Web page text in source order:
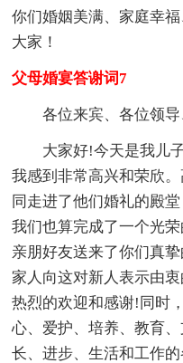
你们婚姻美满、家庭幸
大家！
父母婚宴答谢词7
各位来宾、各位领
大家好!今天是我儿
我感到非常高兴和荣欣
同走进了他们婚礼的殿
我们也算完成了一个光
亲朋好友送来了你们真
家人向这对新人表示由
热烈的欢迎和感谢!同时
心、爱护、培养、教育
长、进步、生活和工作